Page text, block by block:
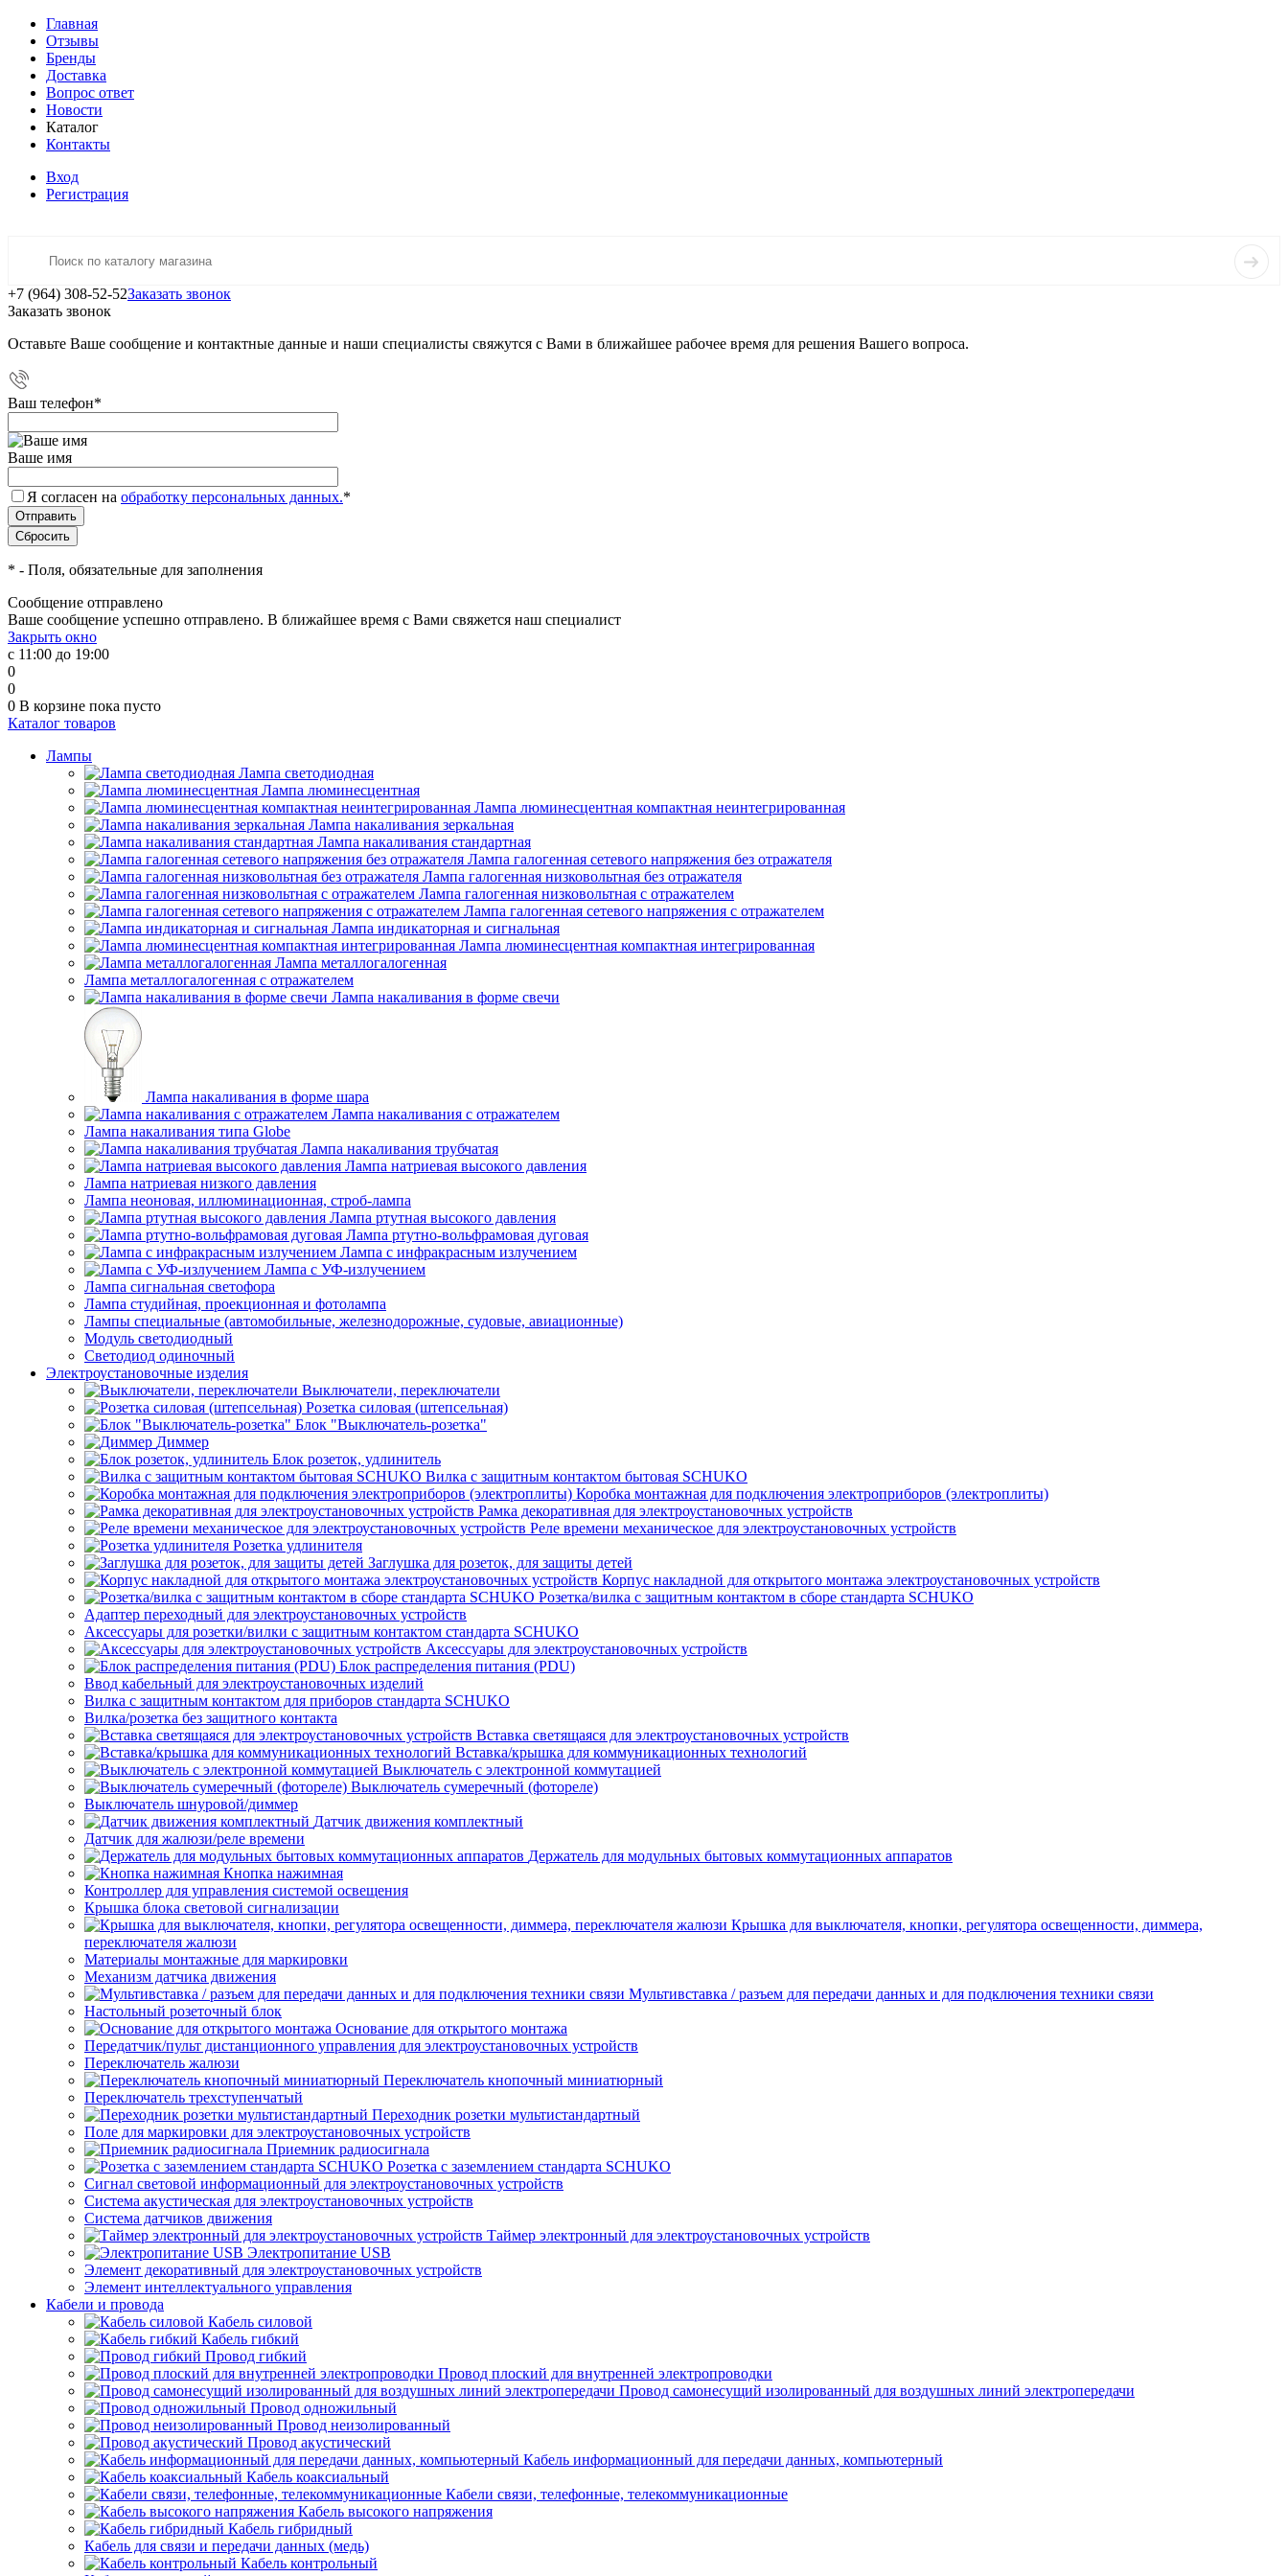
Главная
Отзывы
Бренды
Доставка
Вопрос ответ
Новости
Каталог
Контакты
Вход
Регистрация
+7 (964) 308-52-52Заказать звонок
Заказать звонок
Оставьте Ваше сообщение и контактные данные и наши специалисты свяжутся с Вами в ближайшее рабочее время для решения Вашего вопроса.
Ваш телефон*
Ваше имя
Я согласен на обработку персональных данных.*
* - Поля, обязательные для заполнения
Сообщение отправлено
Ваше сообщение успешно отправлено. В ближайшее время с Вами свяжется наш специалист
Закрыть окно
с 11:00 до 19:00
0
0
0 В корзине пока пусто
Каталог товаров
Лампы
Лампа светодиодная
Лампа люминесцентная
Лампа люминесцентная компактная неинтегрированная
Лампа накаливания зеркальная
Лампа накаливания стандартная
Лампа галогенная сетевого напряжения без отражателя
Лампа галогенная низковольтная без отражателя
Лампа галогенная низковольтная с отражателем
Лампа галогенная сетевого напряжения с отражателем
Лампа индикаторная и сигнальная
Лампа люминесцентная компактная интегрированная
Лампа металлогалогенная
Лампа металлогалогенная с отражателем
Лампа накаливания в форме свечи
Лампа накаливания в форме шара
Лампа накаливания с отражателем
Лампа накаливания типа Globe
Лампа накаливания трубчатая
Лампа натриевая высокого давления
Лампа натриевая низкого давления
Лампа неоновая, иллюминационная, строб-лампа
Лампа ртутная высокого давления
Лампа ртутно-вольфрамовая дуговая
Лампа с инфракрасным излучением
Лампа с УФ-излучением
Лампа сигнальная светофора
Лампа студийная, проекционная и фотолампа
Лампы специальные (автомобильные, железнодорожные, судовые, авиационные)
Модуль светодиодный
Светодиод одиночный
Электроустановочные изделия
Выключатели, переключатели
Розетка силовая (штепсельная)
Блок "Выключатель-розетка"
Диммер
Блок розеток, удлинитель
Вилка с защитным контактом бытовая SCHUKO
Коробка монтажная для подключения электроприборов (электроплиты)
Рамка декоративная для электроустановочных устройств
Реле времени механическое для электроустановочных устройств
Розетка удлинителя
Заглушка для розеток, для защиты детей
Корпус накладной для открытого монтажа электроустановочных устройств
Розетка/вилка с защитным контактом в сборе стандарта SCHUKO
Адаптер переходный для электроустановочных устройств
Аксессуары для розетки/вилки с защитным контактом стандарта SCHUKO
Аксессуары для электроустановочных устройств
Блок распределения питания (PDU)
Ввод кабельный для электроустановочных изделий
Вилка с защитным контактом для приборов стандарта SCHUKO
Вилка/розетка без защитного контакта
Вставка светящаяся для электроустановочных устройств
Вставка/крышка для коммуникационных технологий
Выключатель с электронной коммутацией
Выключатель сумеречный (фотореле)
Выключатель шнуровой/диммер
Датчик движения комплектный
Датчик для жалюзи/реле времени
Держатель для модульных бытовых коммутационных аппаратов
Кнопка нажимная
Контроллер для управления системой освещения
Крышка блока световой сигнализации
Крышка для выключателя, кнопки, регулятора освещенности, диммера,
переключателя жалюзи
Материалы монтажные для маркировки
Механизм датчика движения
Мультивставка / разъем для передачи данных и для подключения техники связи
Настольный розеточный блок
Основание для открытого монтажа
Передатчик/пульт дистанционного управления для электроустановочных устройств
Переключатель жалюзи
Переключатель кнопочный миниатюрный
Переключатель трехступенчатый
Переходник розетки мультистандартный
Поле для маркировки для электроустановочных устройств
Приемник радиосигнала
Розетка с заземлением стандарта SCHUKO
Сигнал световой информационный для электроустановочных устройств
Система акустическая для электроустановочных устройств
Система датчиков движения
Таймер электронный для электроустановочных устройств
Электропитание USB
Элемент декоративный для электроустановочных устройств
Элемент интеллектуального управления
Кабели и провода
Кабель силовой
Кабель гибкий
Провод гибкий
Провод плоский для внутренней электропроводки
Провод самонесущий изолированный для воздушных линий электропередачи
Провод одножильный
Провод неизолированный
Провод акустический
Кабель информационный для передачи данных, компьютерный
Кабель коаксиальный
Кабели связи, телефонные, телекоммуникационные
Кабель высокого напряжения
Кабель гибридный
Кабель для связи и передачи данных (медь)
Кабель контрольный